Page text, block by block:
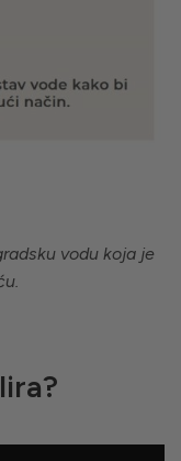
vodu koja je